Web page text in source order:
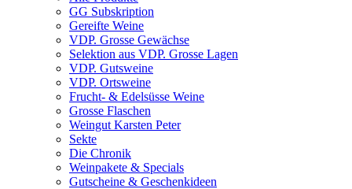
GG Subskription
Gereifte Weine
VDP. Grosse Gewächse
Selektion aus VDP. Grosse Lagen
VDP. Gutsweine
VDP. Ortsweine
Frucht- & Edelsüsse Weine
Grosse Flaschen
Weingut Karsten Peter
Sekte
Die Chronik
Weinpakete & Specials
Gutscheine & Geschenkideen